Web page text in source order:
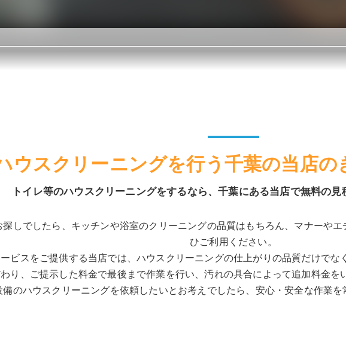
ウスクリーニングを行う千葉の当店
トイレ等のハウスクリーニングをするなら、千葉にある当店で無料の
探しでしたら、キッチンや浴室のクリーニングの品質はもちろん、マナーや
ひご利用ください。
ビスをご提供する当店では、ハウスクリーニングの仕上がりの品質だけで
り、ご提示した料金で最後まで作業を行い、汚れの具合によって追加料金を
のハウスクリーニングを依頼したいとお考えでしたら、安心・安全な作業